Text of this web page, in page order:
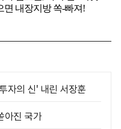
자의 신' 내린 서장훈
아진 국가